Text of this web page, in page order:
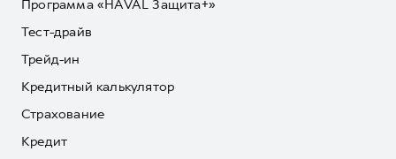
Программа «HAVAL Защита+»
Тест-драйв
Трейд-ин
Кредитный калькулятор
Страхование
Кредит